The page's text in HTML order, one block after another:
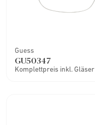
Guess
GU50347
Komplettpreis inkl. Gläser